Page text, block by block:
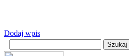
Dodaj wpis